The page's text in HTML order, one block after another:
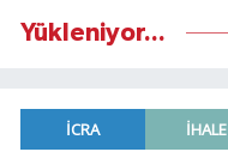
Yükleniyor...